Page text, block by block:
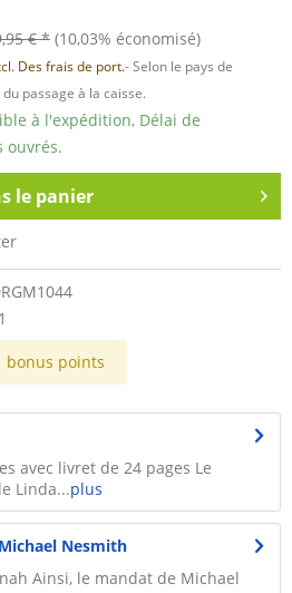
€ * (10,03% économisé)
Des frais de port.- Selon le pays de
passage à la caisse.
à l'expédition, Délai de
ouvrés.
le panier
bonus points
avec livret de 24 pages Le
Linda...plus
Nesmith
Ainsi, le mandat de Michael